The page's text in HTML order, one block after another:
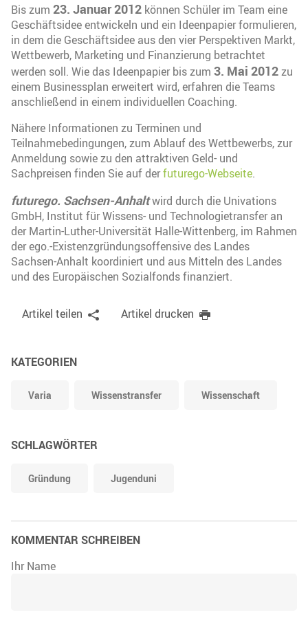
Bis zum 23. Januar 2012 können Schüler im Team eine
Geschäftsidee entwickeln und ein Ideenpapier formulieren,
in dem die Geschäftsidee aus den vier Perspektiven Markt,
Wettbewerb, Marketing und Finanzierung betrachtet
werden soll. Wie das Ideenpapier bis zum 3. Mai 2012zu
einem Businessplan erweitert wird, erfahren die Teams
anschließend in einem individuellen Coaching.
Nähere Informationen zu Terminen und
Teilnahmebedingungen, zum Ablauf des Wettbewerbs, zur
Anmeldung sowie zu den attraktiven Geld- und
Sachpreisen finden Sie auf derfuturego-Webseite.
futurego. Sachsen-Anhaltwird durch die Univations
GmbH, Institut für Wissens- und Technologietransfer an
der Martin-Luther-Universität Halle-Wittenberg, im Rahmen
der ego.-Existenzgründungsoffensive des Landes
Sachsen-Anhalt koordiniert und aus Mitteln des Landes
und des Europäischen Sozialfonds finanziert.
Artikel teilen Artikel drucken
KATEGORIEN
Varia Wissenstransfer Wissenschaft
SCHLAGWÖRTER
Gründung Jugenduni
KOMMENTAR SCHREIBEN
Ihr Name